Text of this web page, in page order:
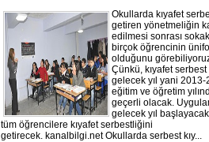
Okullarda kıyafet
getiren yönetmeliğin
edilmesi sonrası
birçok öğrencinin
olduğunu
Çünkü, kıyafet serbest
gelecek yıl yani 2013-
eğitim ve öğretim
geçerli olacak.
gelecek yıl
tüm öğrencilere kıyafet serbestliğini
getirecek. kanalbilgi.net Okullarda serbest kıy...